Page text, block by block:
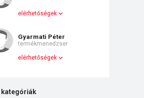
elérhetőségek
Gyarmati Péter
termékmenedzser
elérhetőségek